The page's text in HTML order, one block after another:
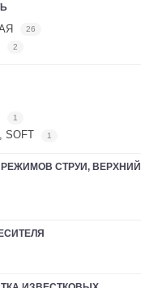
26
2
1
SOFT 1
СТРУИ, ВЕРХНИЙ